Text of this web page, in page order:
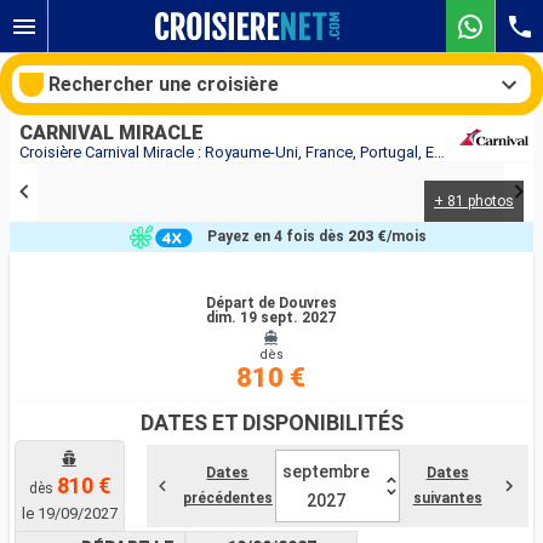
Croisière Carnival Miracle : Royaume-Uni, France, Portugal, Espagne, Italie au départ de Douvres
CARNIVAL MIRACLE
+ 81 photos
Départ de Douvres
dim. 19 sept. 2027
dès
810 €
Payez en 4 fois dès 203 €/mois
DATES ET DISPONIBILITÉS
dès 810 €
le 19/09/2027
Dates
précédentes
septembre
2027
Dates
suivantes
Rechercher une croisière
Nos destinations
Compagnies
Rechercher